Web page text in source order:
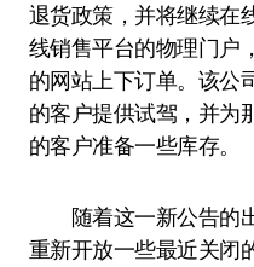
退货政策，并将继续在
线销售平台的物理门户
的网站上下订单。该公
的客户提供试驾，并为
的客户准备一些库存。
随着这一新公告的
重新开放一些最近关闭